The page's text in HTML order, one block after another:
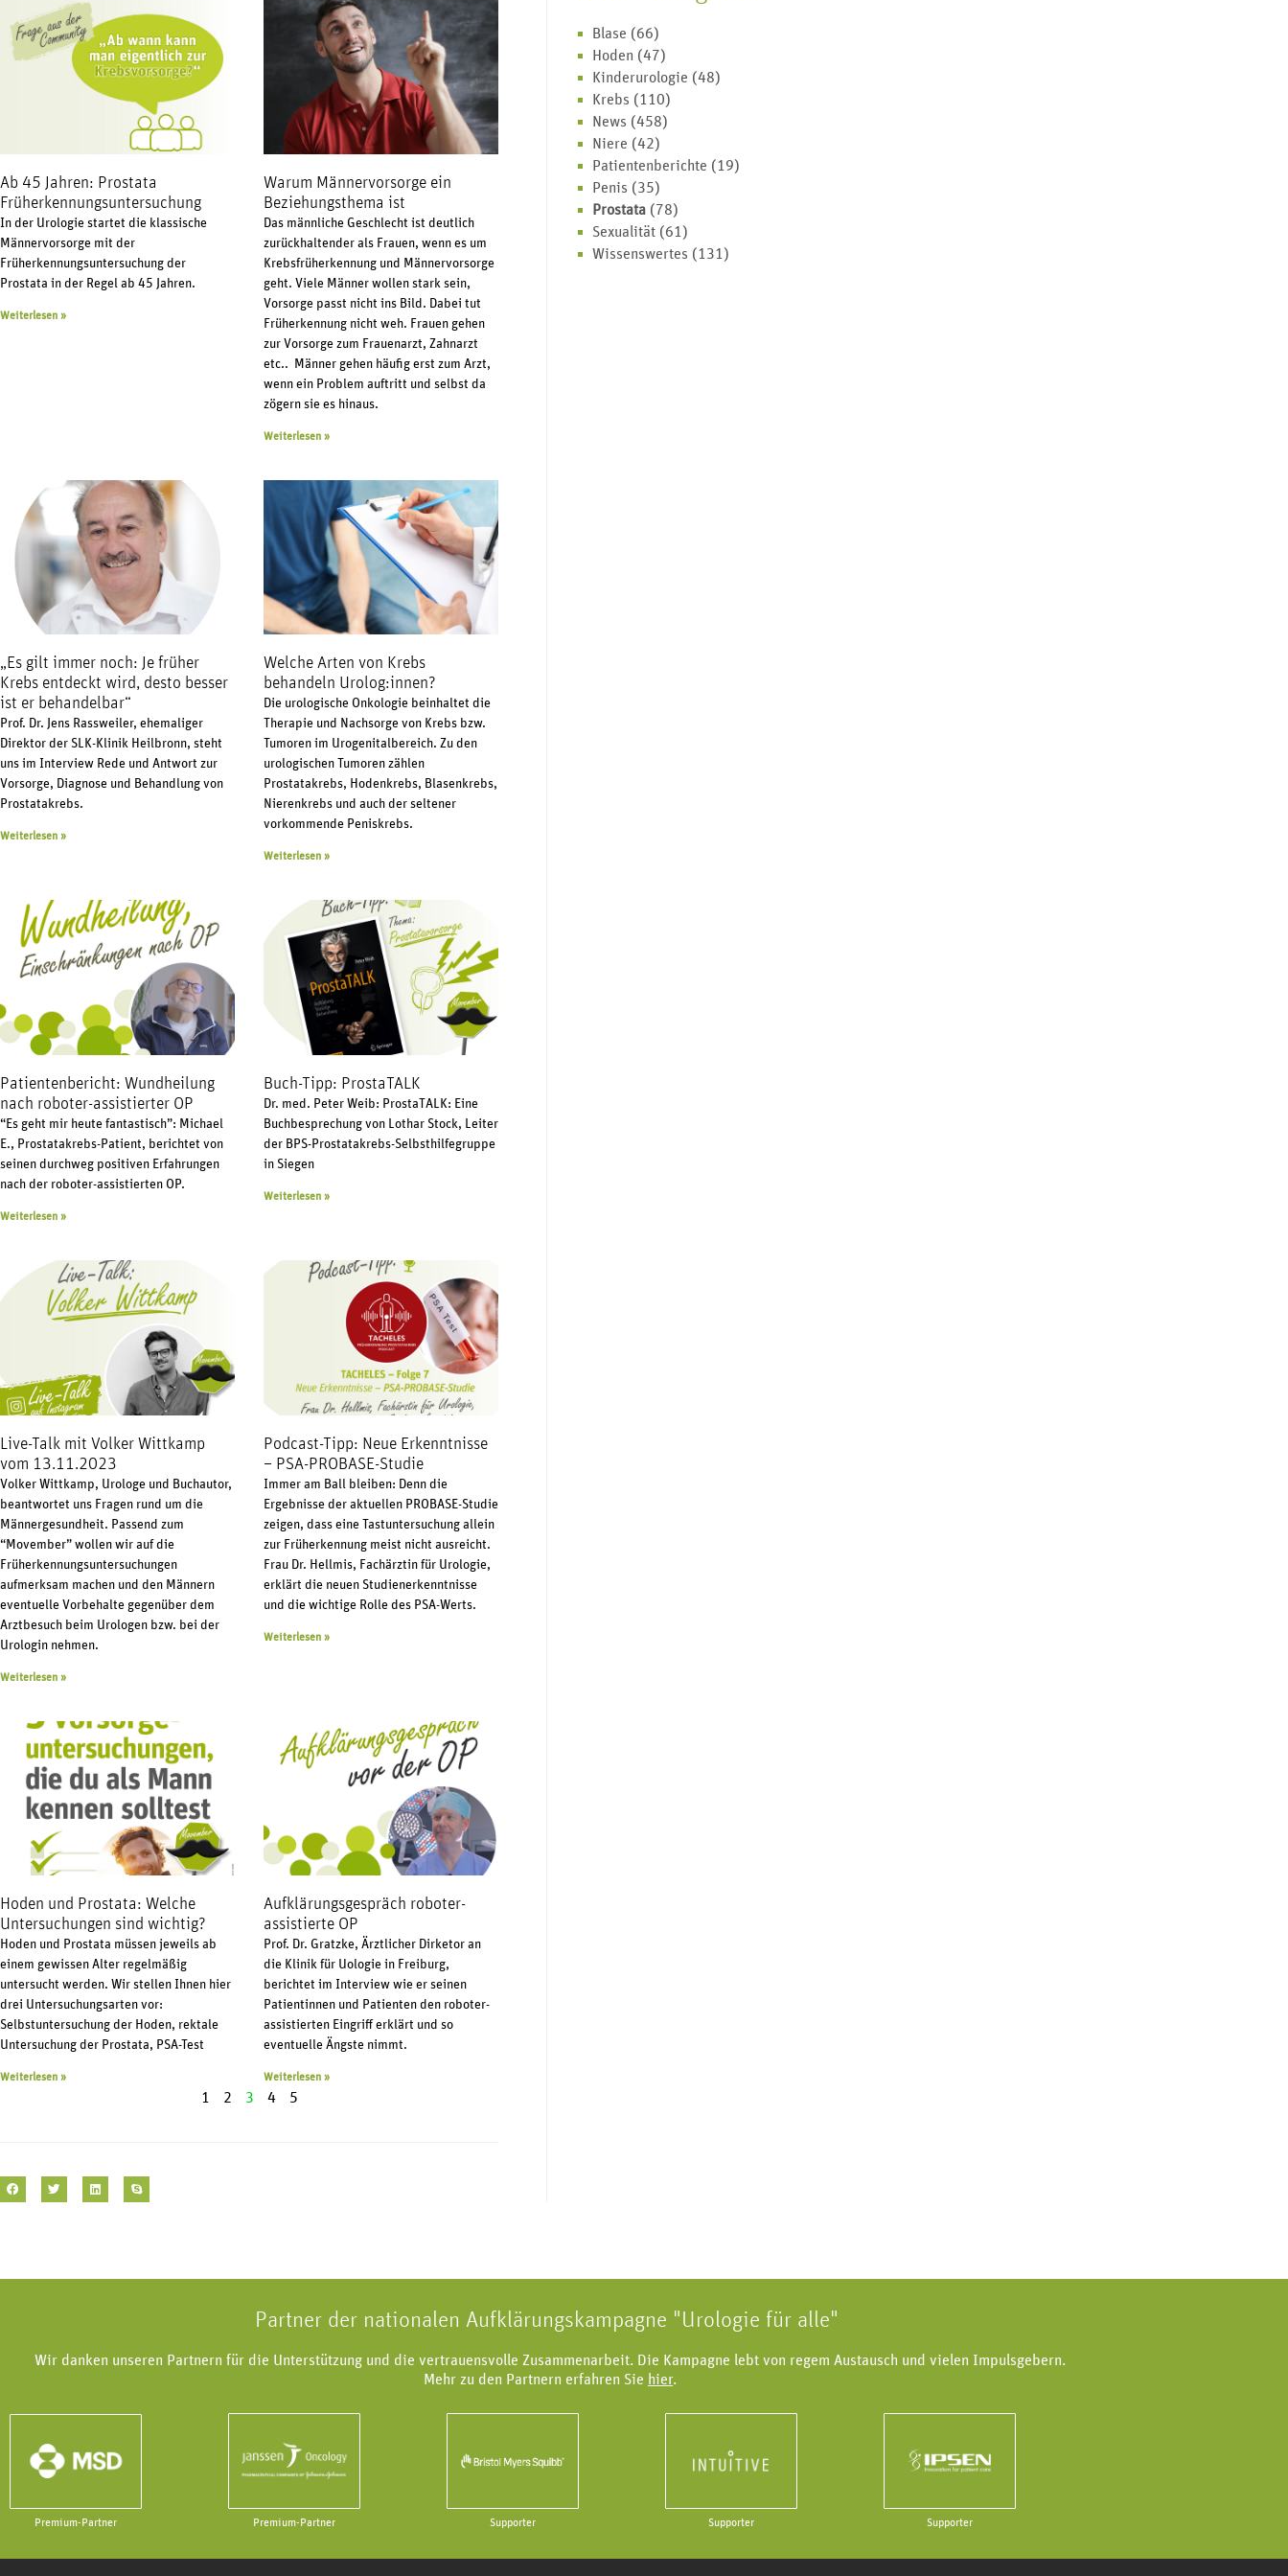
Ab 45 Jahren: Prostata
Früherkennungsuntersuchung
In der Urologie startet die klassische
Männervorsorge mit der
Früherkennungsuntersuchung der
Prostata in der Regel ab 45 Jahren.
Weiterlesen »
Warum Männervorsorge ein
Beziehungsthema ist
Das männliche Geschlecht ist deutlich
zurückhaltender als Frauen, wenn es um
Krebsfrüherkennung und Männervorsorge
geht. Viele Männer wollen stark sein,
Vorsorge passt nicht ins Bild. Dabei tut
Früherkennung nicht weh. Frauen gehen
zur Vorsorge zum Frauenarzt, Zahnarzt
etc.. Männer gehen häufig erst zum Arzt,
wenn ein Problem auftritt und selbst da
zögern sie es hinaus.
Weiterlesen »
„Es gilt immer noch: Je früher
Krebs entdeckt wird, desto besser
ist er behandelbar“
Prof. Dr. Jens Rassweiler, ehemaliger
Direktor der SLK-Klinik Heilbronn, steht
uns im Interview Rede und Antwort zur
Vorsorge, Diagnose und Behandlung von
Prostatakrebs.
Weiterlesen »
Welche Arten von Krebs
behandeln Urolog:innen?
Die urologische Onkologie beinhaltet die
Therapie und Nachsorge von Krebs bzw.
Tumoren im Urogenitalbereich. Zu den
urologischen Tumoren zählen
Prostatakrebs, Hodenkrebs, Blasenkrebs,
Nierenkrebs und auch der seltener
vorkommende Peniskrebs.
Weiterlesen »
Patientenbericht: Wundheilung
nach roboter-assistierter OP
“Es geht mir heute fantastisch”: Michael
E., Prostatakrebs-Patient, berichtet von
seinen durchweg positiven Erfahrungen
nach der roboter-assistierten OP.
Weiterlesen »
Buch-Tipp: ProstaTALK
Dr. med. Peter Weib: ProstaTALK: Eine
Buchbesprechung von Lothar Stock, Leiter
der BPS-Prostatakrebs-Selbsthilfegruppe
in Siegen
Weiterlesen »
Live-Talk mit Volker Wittkamp
vom 13.11.2023
Volker Wittkamp, Urologe und Buchautor,
beantwortet uns Fragen rund um die
Männergesundheit. Passend zum
“Movember” wollen wir auf die
Früherkennungsuntersuchungen
aufmerksam machen und den Männern
eventuelle Vorbehalte gegenüber dem
Arztbesuch beim Urologen bzw. bei der
Urologin nehmen.
Weiterlesen »
Podcast-Tipp: Neue Erkenntnisse
– PSA-PROBASE-Studie
Immer am Ball bleiben: Denn die
Ergebnisse der aktuellen PROBASE-Studie
zeigen, dass eine Tastuntersuchung allein
zur Früherkennung meist nicht ausreicht.
Frau Dr. Hellmis, Fachärztin für Urologie,
erklärt die neuen Studienerkenntnisse
und die wichtige Rolle des PSA-Werts.
Weiterlesen »
Hoden und Prostata: Welche
Untersuchungen sind wichtig?
Hoden und Prostata müssen jeweils ab
einem gewissen Alter regelmäßig
untersucht werden. Wir stellen Ihnen hier
drei Untersuchungsarten vor:
Selbstuntersuchung der Hoden, rektale
Untersuchung der Prostata, PSA-Test
Weiterlesen »
Aufklärungsgespräch roboter-
assistierte OP
Prof. Dr. Gratzke, Ärztlicher Dirketor an
die Klinik für Uologie in Freiburg,
berichtet im Interview wie er seinen
Patientinnen und Patienten den roboter-
assistierten Eingriff erklärt und so
eventuelle Ängste nimmt.
Weiterlesen »
1 2 3 4 5
Blase (66)
Hoden (47)
Kinderurologie (48)
Krebs (110)
News (458)
Niere (42)
Patientenberichte (19)
Penis (35)
Prostata (78)
Sexualität (61)
Wissenswertes (131)
Partner der nationalen Aufklärungskampagne "Urologie für alle"
Wir danken unseren Partnern für die Unterstützung und die vertrauensvolle Zusammenarbeit. Die Kampagne lebt von regem Austausch und vielen Impulsgebern.
Mehr zu den Partnern erfahren Sie hier.
Premium-Partner Premium-Partner Supporter Supporter Supporter